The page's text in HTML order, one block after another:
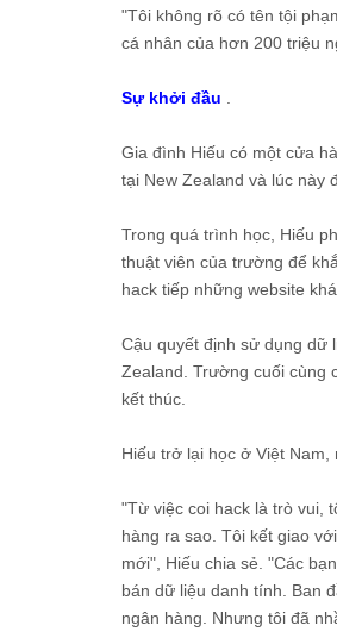
"Tôi không rõ có tên tội
cá nhân của hơn 200 triệu
Sự khởi đầu
Gia đình Hiếu có một cửa
tại New Zealand và lúc này
Trong quá trình học, Hiếu
thuật viên của trường để
hack tiếp những website
Cậu quyết định sử dụng dữ
Zealand. Trường cuối cùng
kết thúc.
Hiếu trở lại học ở Việt
"Từ việc coi hack là trò vui,
hàng ra sao. Tôi kết giao
mới", Hiếu chia sẻ. "Các
bán dữ liệu danh tính. Ban
ngân hàng. Nhưng tôi đã